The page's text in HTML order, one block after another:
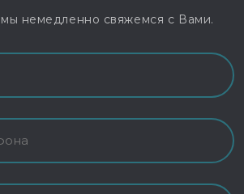
немедленно свяжемся с Вами.